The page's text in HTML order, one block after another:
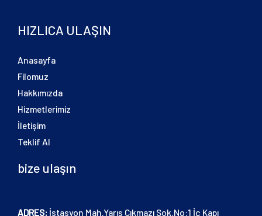
HIZLICA ULAŞIN
Anasayfa
Filomuz
Hakkımızda
Hizmetlerimiz
İletişim
Teklif Al
bize ulaşın
ADRES: İstasyon Mah.Yarış Çıkmazı Sok.No:1 İç Kapı